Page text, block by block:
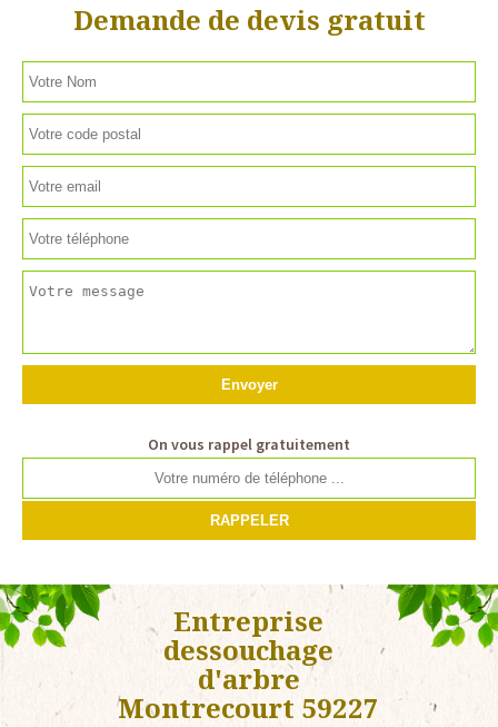
Demande de devis gratuit
On vous rappel gratuitement
Entreprise
dessouchage
d'arbre
Montrecourt 59227